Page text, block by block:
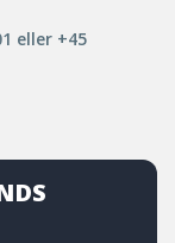
eller +45